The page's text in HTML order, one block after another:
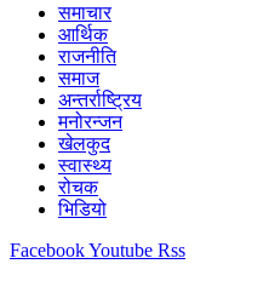
समाचार
आर्थिक
राजनीति
समाज
अन्तर्राष्ट्रिय
मनोरन्जन
खेलकुद
स्वास्थ्य
रोचक
भिडियो
FacebookYoutube Rss